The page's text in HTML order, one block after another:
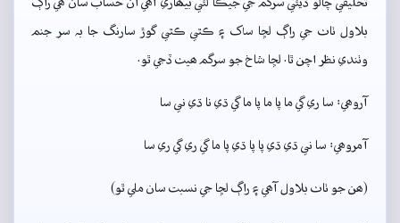
بلاول ٺاٺ جي راڳ لڇا ساک ۽ ڪٿي ڪٿي گوڙ سارنگ جا بہ سر جنم
وٺندي نظر اچن ٿا. لڇا شاخ جو سرگم ھيٺ ڏجي ٿو.
آروھي: سا ري گي ما پا ما پا ما گي ڌي نا ڌي ني سا
آمروھي: سا ني ڌي ڌي پا پا ڌي پا ما گي ري گي ري سا
(ھن جو ٺاٺ بلاول آھي ۽ راڳ لڇا جي نسبت سان ملي ٿو)